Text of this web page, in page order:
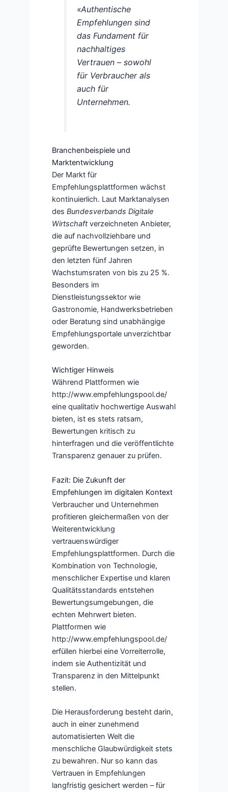
«Authentische
Empfehlungen sind
das Fundament für
nachhaltiges
Vertrauen – sowohl
für Verbraucher als
auch für
Unternehmen.
Branchenbeispiele und
Marktentwicklung
Der Markt für
Empfehlungsplattformen wächst
kontinuierlich. Laut Marktanalysen
desBundesverbands Digitale
Wirtschaftverzeichneten Anbieter,
die auf nachvollziehbare und
geprüfte Bewertungen setzen, in
den letzten fünf Jahren
Wachstumsraten von bis zu 25 %.
Besonders im
Dienstleistungssektor wie
Gastronomie, Handwerksbetrieben
oder Beratung sind unabhängige
Empfehlungsportale unverzichtbar
geworden.
Wichtiger Hinweis
Während Plattformen wie
http://www.empfehlungspool.de/
eine qualitativ hochwertige Auswahl
bieten, ist es stets ratsam,
Bewertungen kritisch zu
hinterfragen und die veröffentlichte
Transparenz genauer zu prüfen.
Fazit: Die Zukunft der
Empfehlungen im digitalen Kontext
Verbraucher und Unternehmen
profitieren gleichermaßen von der
Weiterentwicklung
vertrauenswürdiger
Empfehlungsplattformen. Durch die
Kombination von Technologie,
menschlicher Expertise und klaren
Qualitätsstandards entstehen
Bewertungsumgebungen, die
echten Mehrwert bieten.
Plattformen wie
http://www.empfehlungspool.de/
erfüllen hierbei eine Vorreiterrolle,
indem sie Authentizität und
Transparenz in den Mittelpunkt
stellen.
Die Herausforderung besteht darin,
auch in einer zunehmend
automatisierten Welt die
menschliche Glaubwürdigkeit stets
zu bewahren. Nur so kann das
Vertrauen in Empfehlungen
langfristig gesichert werden – für